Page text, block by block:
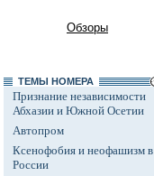
Обзоры
ТЕМЫ НОМЕРА
Признание независимости
Абхазии и Южной Осетии
Автопром
Ксенофобия и неофашизм в
России